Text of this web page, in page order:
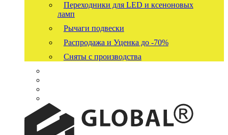
Переходники для LED и ксеноновых
ламп
Рычаги подвески
Распродажа и Уценка до -70%
Сняты с производства